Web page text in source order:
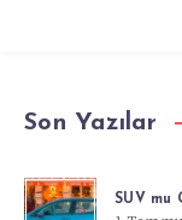
Son Yazılar
SUV mu